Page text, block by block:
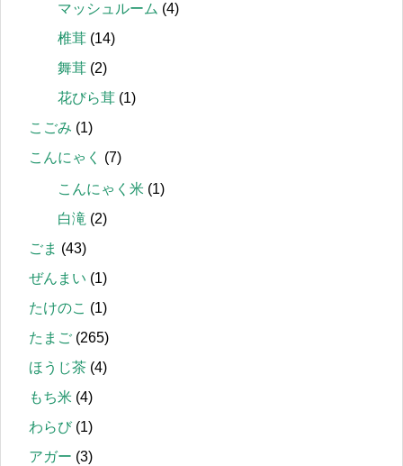
マッシュルーム (4)
椎茸 (14)
舞茸 (2)
花びら茸 (1)
こごみ (1)
こんにゃく
(7)
こんにゃく米 (1)
白滝 (2)
ごま (43)
ぜんまい (1)
たけのこ (1)
たまご (265)
ほうじ茶 (4)
もち米 (4)
わらび(1)
アガー (3)